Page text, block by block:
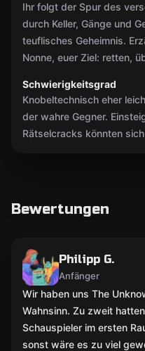
Ihr folgt der Spur des
durch Keller, Gänge und
teuflisches Geheimnis.
Nonne, euer Ziel: retten,
Schwierigkeitsgrad
Knobeltechnisch eher
der wahre Gegner.
Rätselcracks könnten
Bewertungen
Philipp G.
Anfänger
Wir haben uns The
Wahnsinn. Zu zweit
Schauspieler im ersten
sonst wäre es zu viel